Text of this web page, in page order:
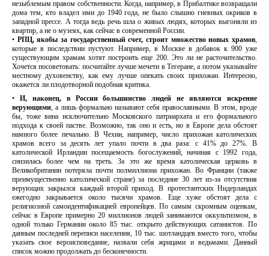
незыблемым правом собственности. Когда, например, в Прибалтике возвращали
дома тем, кто владел ими до 1940 года, не было слышно гневных окриков в
западной прессе. А тогда ведь речь шла о живых людях, которых выгоняли из
квартир, а не о музеях, как сейчас в современной России.
• РПЦ, якобы за государственный счет, строит множество новых храмов,
которые в последствии пустуют. Например, в Москве в добавок к 900 уже
существующим храмам хотят построить еще 200. Это ли не расточительство.
Хочется посоветовать: посчитайте лучше мечети в Тегеране, а потом указывайте
местному духовенству, как ему лучше опекать своих прихожан. Интересно,
окажется ли плодотворной подобная критика.
• И, наконец, в России большинство людей не являются искренне
верующими, а лишь формально называют себя православными. В этом, вроде
бы, тоже вина исключительно Московского патриархата и его формального
подхода к своей пастве. Возможно, так оно и есть, но в Европе дела обстоят
намного более печально. В Чехии, например, число прихожан католических
храмов всего за десять лет упало почти в два раза: с 41% до 27%. В
католической Ирландии посещаемость богослужений, начиная с 1992 года,
снизилась более чем на треть. За это же время католическая церковь в
Великобритании потеряла почти полмиллиона прихожан. Во Франции (также
преимущественно католической стране) за последние 30 лет из-за отсутствия
верующих закрылся каждый второй приход. В протестантских Нидерландах
ежегодно закрывается около тысячи храмов. Еще хуже обстоят дела с
религиозной самоидентификацией европейцев. По самым скромным оценкам,
сейчас в Европе примерно 20 миллионов людей занимаются оккультизмом, в
одной только Германии около 85 тыс. открыто действующих сатанистов. По
данным последней переписи населения, 10 тыс. шотландцев вместо того, чтобы
указать свое вероисповедание, назвали себя жрицами и ведьмами. Данный
список можно продолжать до бесконечности.